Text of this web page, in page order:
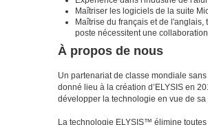
Maîtriser les logiciels de la suite
Maîtrise du français et de
poste nécessitent une
À propos de nous
Un partenariat de classe mondiale
donné lieu à la création d’ELYSIS en
développer la technologie en vue de
La technologie ELYSIS™ élimine toutes